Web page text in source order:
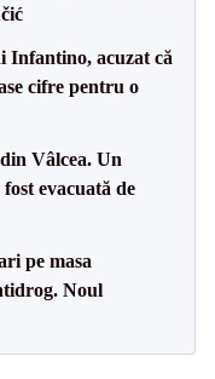
Infantino, acuzat că
cifre pentru o
Vâlcea. Un
evacuată de
pe masa
Noul